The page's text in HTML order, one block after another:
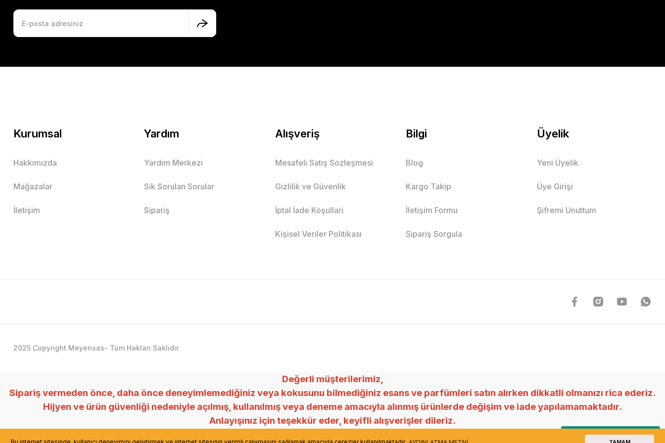
Canlı WhatsApp Destek
Kurumsal
Hakkımızda
Mağazalar
İletişim
Yardım
Yardım Merkezi
Sık Sorulan Sorular
Sipariş
Alışveriş
Mesafeli Satış Sözleşmesi
Gizlilik ve Güvenlik
İptal İade Koşullari
Kişisel Veriler Politikası
Bilgi
Blog
Kargo Takip
İletişim Formu
Sipariş Sorgula
Üyelik
Yeni Üyelik
Üye Girişi
Şifremi Unuttum
2025 Copyright Meyensas- Tüm Hakları Saklıdır.
Değerli müşterilerimiz,
Sipariş vermeden önce, daha önce deneyimlemediğiniz veya kokusunu bilmediğiniz esans ve parfümleri satın alırken dikkatli olmanızı rica ederiz.
Hijyen ve ürün güvenliği nedeniyle açılmış, kullanılmış veya deneme amacıyla alınmış ürünlerde değişim ve iade yapılamamaktadır.
Anlayışınız için teşekkür eder, keyifli alışverişler dileriz.